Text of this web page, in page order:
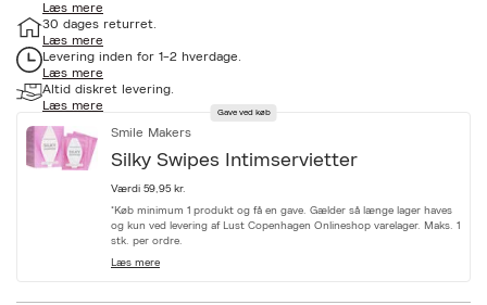
s
i
b
i
l
i
Læs mere
30 dages returret.
Læs mere
Levering inden for 1-2 hverdage.
Læs mere
Altid diskret levering.
Læs mere
Gave ved køb
Smile Makers
Silky Swipes Intimservietter
Værdi 59,95 kr.
*Køb minimum 1 produkt og få en gave. Gælder så længe lager haves
og kun ved levering af Lust Copenhagen Onlineshop varelager. Maks. 1
stk. per ordre.
Læs mere